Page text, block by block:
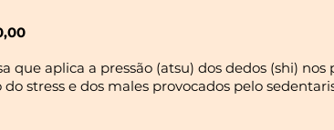
aplica a pressão (atsu) dos dedos (shi)
stress e dos males provocados pelo